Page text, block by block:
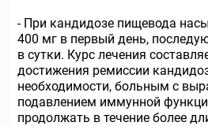
- При кандидозе пищевода
400 мг в первый день,
в сутки. Курс лечения
достижения ремиссии
необходимости, больным с
подавлением иммунной
продолжать в течение более